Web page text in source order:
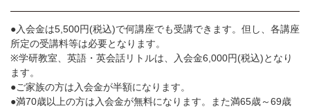
●入会金は5,500円(税込)で何講座でも受講できます。但し、各講座
所定の受講料等は必要となります。
※学研教室、英語・英会話リトルは、入会金6,000円(税込)となり
ます。
●ご家族の方は入会金が半額になります。
●満70歳以上の方は入会金が無料になります。また満65歳～69歳